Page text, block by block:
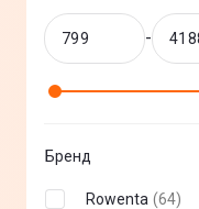
-
Бренд
Rowenta (64)